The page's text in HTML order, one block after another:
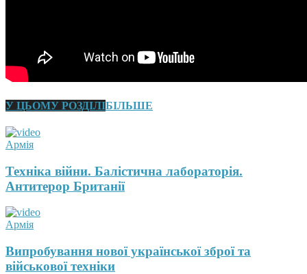
У ЦЬОМУ РОЗДІЛІБІЛЬШЕ
Армія
Техніка війни. Балістична лабораторія.
Антитерор Британії
Армія
Випробування нової української зброї та
військової техніки